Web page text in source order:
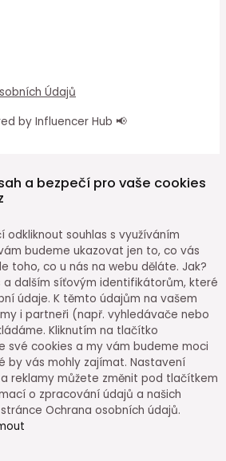
Údajů
by Influencer Hub 📢
a bezpečí pro vaše cookies
odkliknout souhlas s využíváním
budeme ukazovat jen to, co vás
toho, co u nás na webu děláte. Jak?
a dalším síťovým identifikátorům, které
údaje. K těmto údajům na vašem
i partneři (např. vyhledávače nebo
Kliknutím na tlačítko
své cookies a my vám budeme moci
by vás mohly zajímat. Nastavení
reklamy můžete změnit pod tlačítkem
o zpracování údajů a našich
Ochrana osobních údajů.